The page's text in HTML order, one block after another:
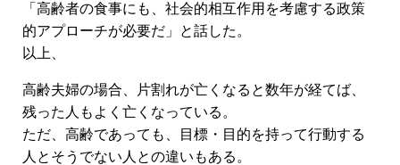
「高齢者の食事にも、社会的相互作用を考慮する政策
的アプローチが必要だ」と話した。
以上、
高齢夫婦の場合、片割れが亡くなると数年が経てば、
残った人もよく亡くなっている。
ただ、高齢であっても、目標・目的を持って行動する
人とそうでない人との違いもある。